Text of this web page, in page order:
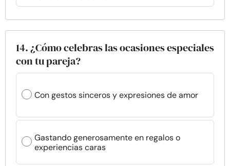
14. ¿Cómo celebras las ocasiones especiales
con tu pareja?
Con gestos sinceros y expresiones de amor
Gastando generosamente en regalos o
experiencias caras